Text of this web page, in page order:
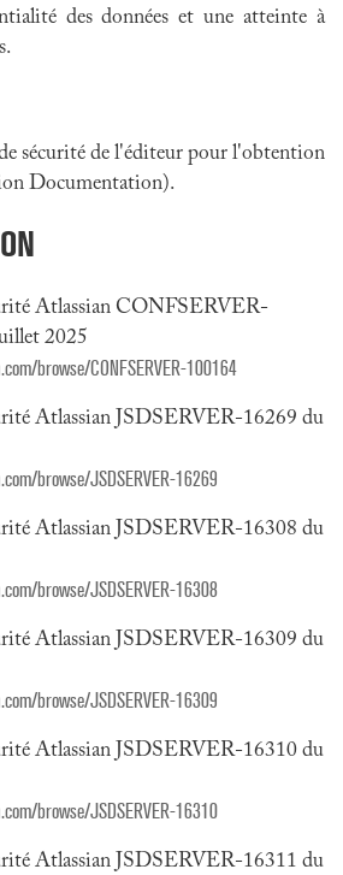
des données et une atteinte à
sécurité de l'éditeur pour l'obtention
Documentation).
Atlassian CONFSERVER-
2025
browse/CONFSERVER-100164
Atlassian JSDSERVER-16269 du
browse/JSDSERVER-16269
Atlassian JSDSERVER-16308 du
browse/JSDSERVER-16308
Atlassian JSDSERVER-16309 du
browse/JSDSERVER-16309
Atlassian JSDSERVER-16310 du
browse/JSDSERVER-16310
Atlassian JSDSERVER-16311 du